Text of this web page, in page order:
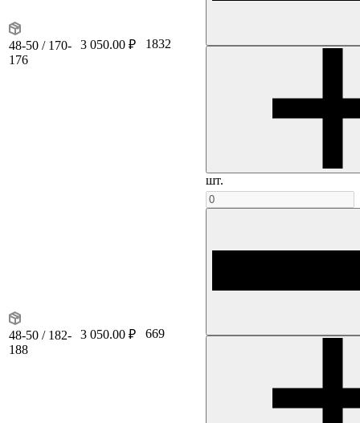
48-50 / 170-
176
3 050.00 ₽ 1832
шт.
48-50 / 182-
188
3 050.00 ₽ 669